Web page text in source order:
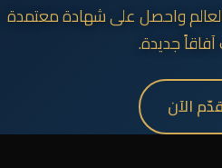
واحصل على شهادة معتمدة
جديدة.
قدّم الآن